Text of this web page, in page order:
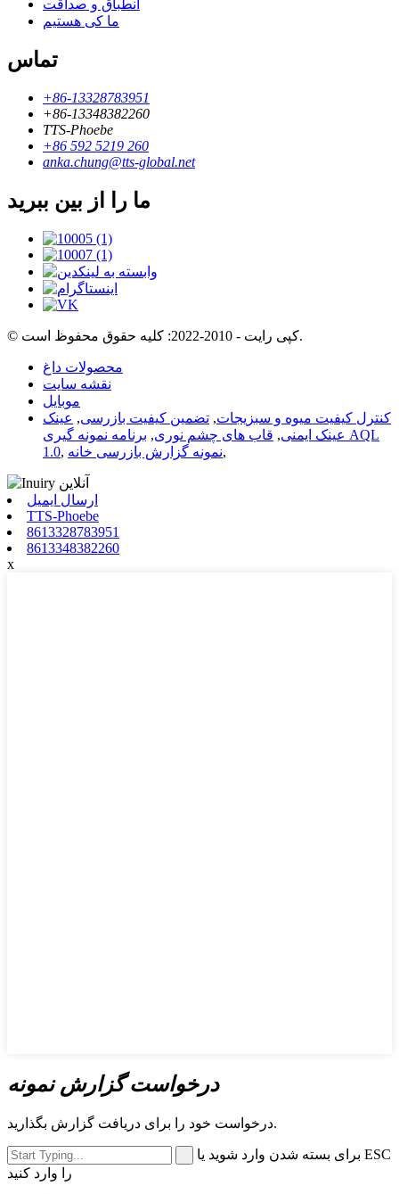
انطباق و صداقت
ما کی هستیم
تماس
+86-13328783951
+86-13348382260
TTS-Phoebe
+86 592 5219 260
anka.chung@tts-global.net
ما را از بین ببرید
© کپی رایت - 2010-2022: کلیه حقوق محفوظ است.
محصولات داغ
نقشه سایت
موبایل
کنترل کیفیت میوه و سبزیجات, تضمین کیفیت بازرسی, عینک
عینک ایمنی, قاب های چشم نوری, برنامه نمونه گیری AQL
1.0, نمونه گزارش بازرسی خانه,
ارسال ایمیل
TTS-Phoebe
8613328783951
8613348382260
x
درخواست گزارش نمونه
درخواست خود را برای دریافت گزارش بگذارید.
برای بسته شدن وارد شوید یا ESC
را وارد کنید